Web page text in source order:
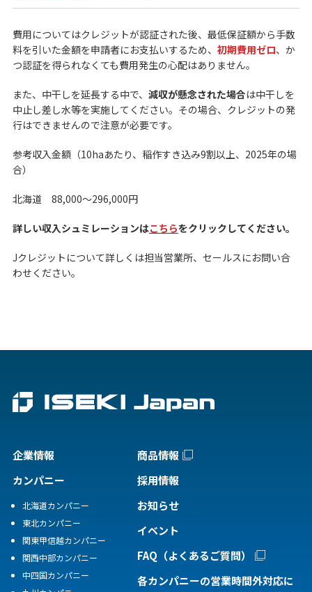
費用についてはクレジットが認証された後、最低保証額から手数
料を引いた金額を申請者にお支払いするため、 初期費用ゼロ、か
つ認証を得られなくても費用発生の心配はありません。
また、中干しを延長する中で、 減収が懸念された場合は中干しを
中止し差し水等を実施してください。その場合、クレジットの発
行はできませんので注意が必要です。
参考収入金額（10haあたり、稲作すき込み9割以上、2025年の場
合）
北海道 88,000～296,000円
詳しい収入シュミレーションはこちらをクリックしてください。
Jクレジットについて詳しくは担当営業所、セールスにお問い合
わせください。
企業情報
カンパニー
北海道カンパニー
東北カンパニー
関東甲信越カンパニー
関西中部カンパニー
中四国カンパニー
商品情報
採用情報
お知らせ
イベント
FAQ（よくあるご質問）
各カンパニーの営業時間外対応に